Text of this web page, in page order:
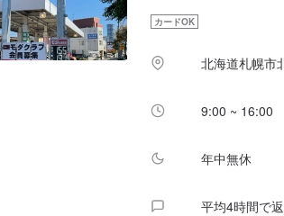
カードOK
北海道札幌市
9:00 ~ 16:00
年中無休
平均4時間で